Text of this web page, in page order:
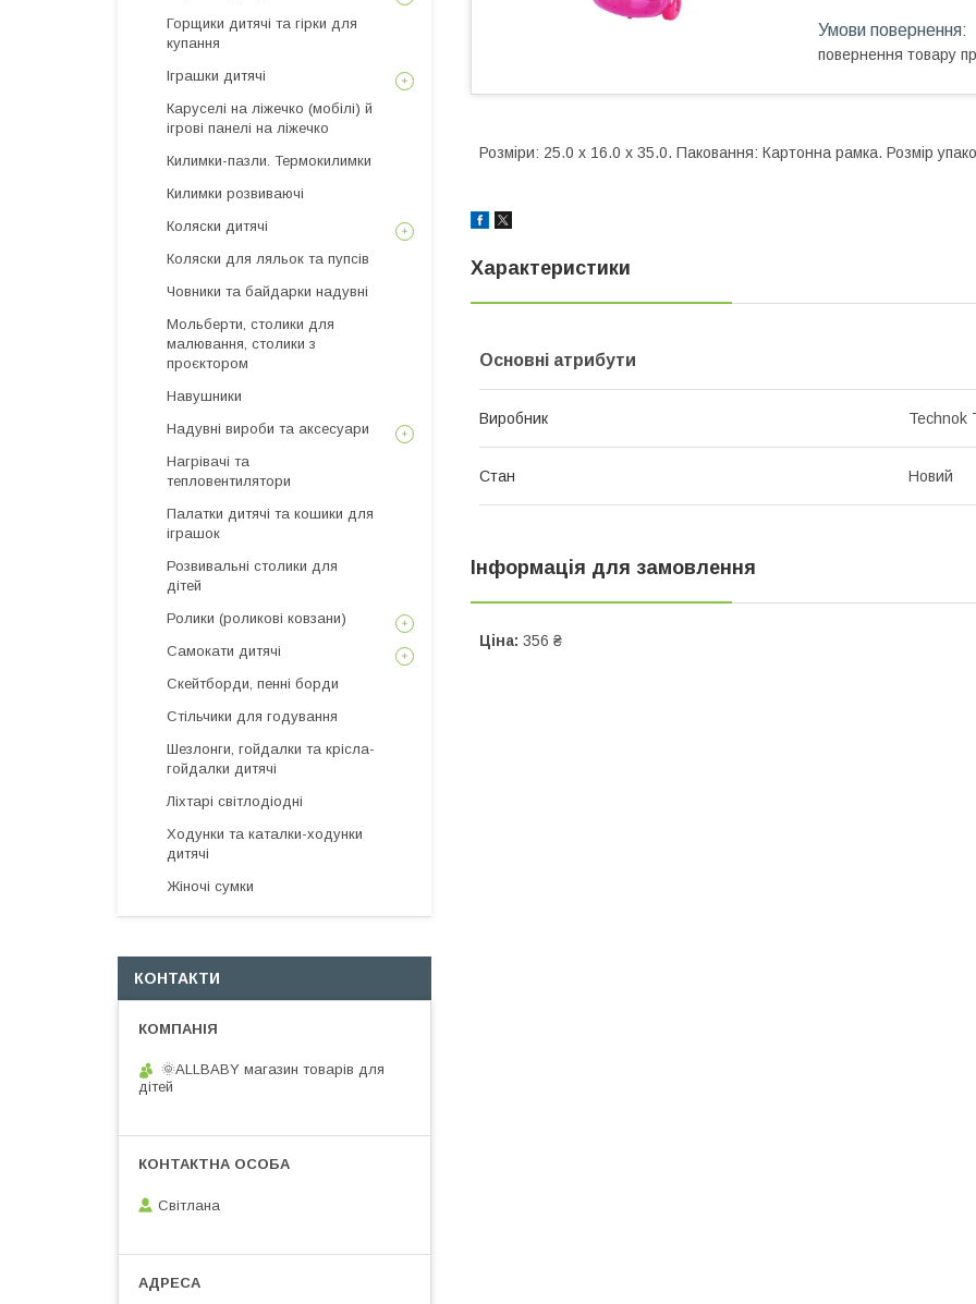
повернення товару
Розміри: 25.0 x 16.0 x 35.0. Паковання: Картонна рамка. Розмір
Характеристики
Основні атрибути
Виробник Technok
Стан Новий
Інформація для замовлення
Ціна: 356 ₴
Горщики дитячі та гірки для
купання
Іграшки дитячі
Каруселі на ліжечко (мобілі) й
ігрові панелі на ліжечко
Килимки-пазли. Термокилимки
Килимки розвиваючі
Коляски дитячі
Коляски для ляльок та пупсів
Човники та байдарки надувні
Мольберти, столики для
малювання, столики з
проєктором
Навушники
Надувні вироби та аксесуари
Нагрівачі та
тепловентилятори
Палатки дитячі та кошики для
іграшок
Розвивальні столики для
дітей
Ролики (роликові ковзани)
Самокати дитячі
Скейтборди, пенні борди
Стільчики для годування
Шезлонги, гойдалки та крісла-
гойдалки дитячі
Ліхтарі світлодіодні
Ходунки та каталки-ходунки
дитячі
Жіночі сумки
КОНТАКТИ
🌞ALLBABY магазин товарів для
дітей
Світлана